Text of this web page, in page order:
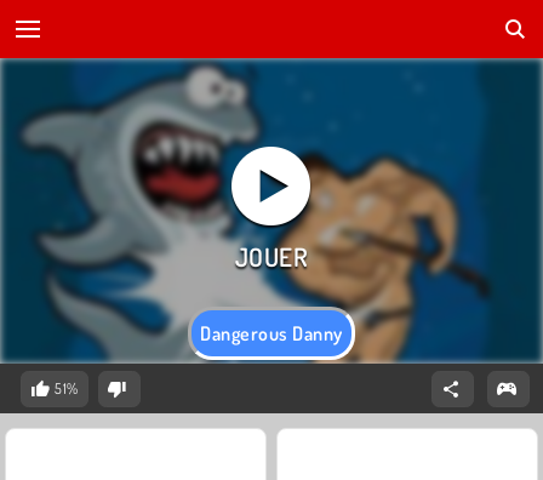
Dangerous Danny
51%